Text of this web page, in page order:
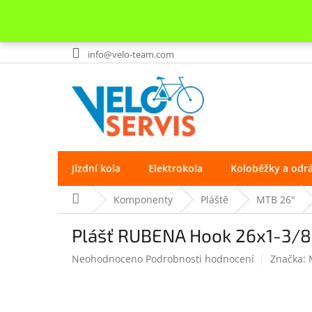
Přejít
na
info@velo-team.com
Jízdní kola Elektrokola Koloběžky a
Domů Komponenty Pláště MTB 26"
Plášť RUBENA Hook 26x1-3/
Průměrné
Neohodnoceno Podrobnosti hodnocení Značka: